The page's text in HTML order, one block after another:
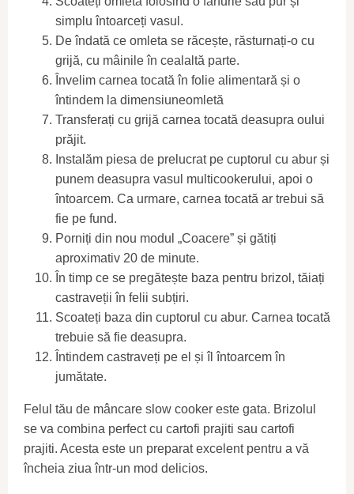
simplu întoarceți vasul.
De îndată ce omleta se răcește, răsturnați-o cu
grijă, cu mâinile în cealaltă parte.
Învelim carnea tocată în folie alimentară și o
întindem la dimensiuneomletă
Transferați cu grijă carnea tocată deasupra oului
prăjit.
Instalăm piesa de prelucrat pe cuptorul cu abur și
punem deasupra vasul multicookerului, apoi o
întoarcem. Ca urmare, carnea tocată ar trebui să
fie pe fund.
Porniți din nou modul „Coacere” și gătiți
aproximativ 20 de minute.
În timp ce se pregătește baza pentru brizol, tăiați
castraveții în felii subțiri.
Scoateți baza din cuptorul cu abur. Carnea tocată
trebuie să fie deasupra.
Întindem castraveți pe el și îl întoarcem în
jumătate.
Felul tău de mâncare slow cooker este gata. Brizolul
se va combina perfect cu cartofi prajiti sau cartofi
prajiti. Acesta este un preparat excelent pentru a vă
încheia ziua într-un mod delicios.